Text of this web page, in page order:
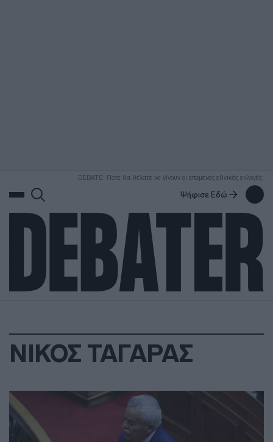
DEBATE: Πότε θα θέλατε να γίνουν οι επόμενες εθνικές εκλογές;
Ψήφισε Εδώ
ΝΙΚΟΣ ΤΑΓΑΡΑΣ